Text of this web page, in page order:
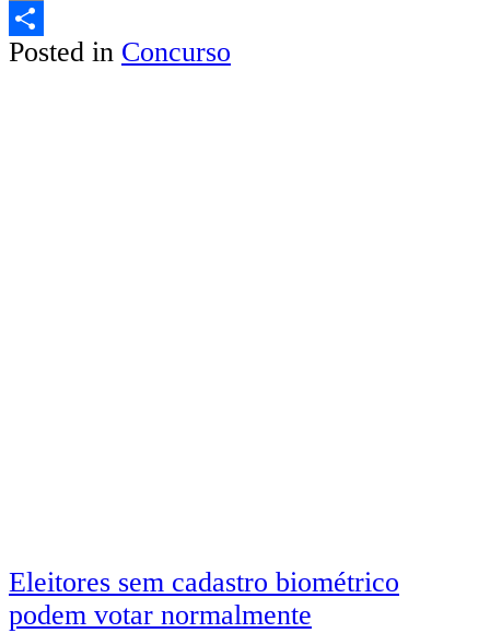
Email
Share
Posted in Concurso
Navegação
Eleitores sem cadastro biométrico
podem votar normalmente